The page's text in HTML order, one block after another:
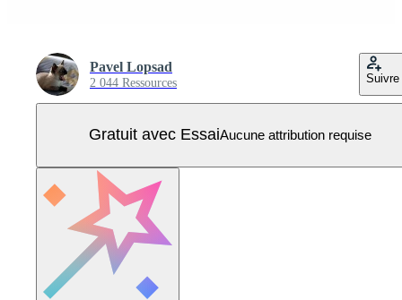
Pavel Lopsad
2 044 Ressources Suivre
Gratuit avec EssaiAucune attribution requise